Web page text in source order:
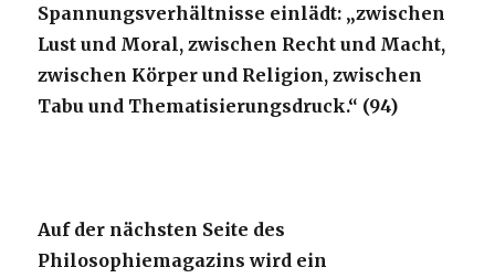
Spannungsverhältnisse einlädt: „zwischen
Lust und Moral, zwischen Recht und Macht,
zwischen Körper und Religion, zwischen
Tabu und Thematisierungsdruck.“ (94)
Auf der nächsten Seite des
Philosophiemagazins wird ein